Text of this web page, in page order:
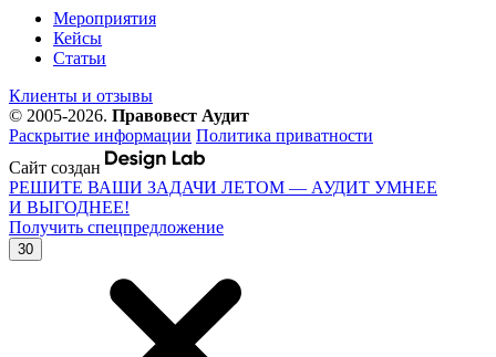
Мероприятия
Кейсы
Статьи
Клиенты и отзывы
© 2005-2026. Правовест Аудит
Раскрытие информации Политика приватности
Сайт создан
РЕШИТЕ ВАШИ ЗАДАЧИ ЛЕТОМ — АУДИТ УМНЕЕ
И ВЫГОДНЕЕ!
Получить спецпредложение
30